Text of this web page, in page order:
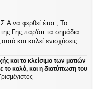
να φερθεί έτσι ; Το
Γης,παρ'ότι τα σημάδια
και καλεί ενισχύσεις...
και το κλείσιμο των ματιών
το καλό, και η διατύπωση του